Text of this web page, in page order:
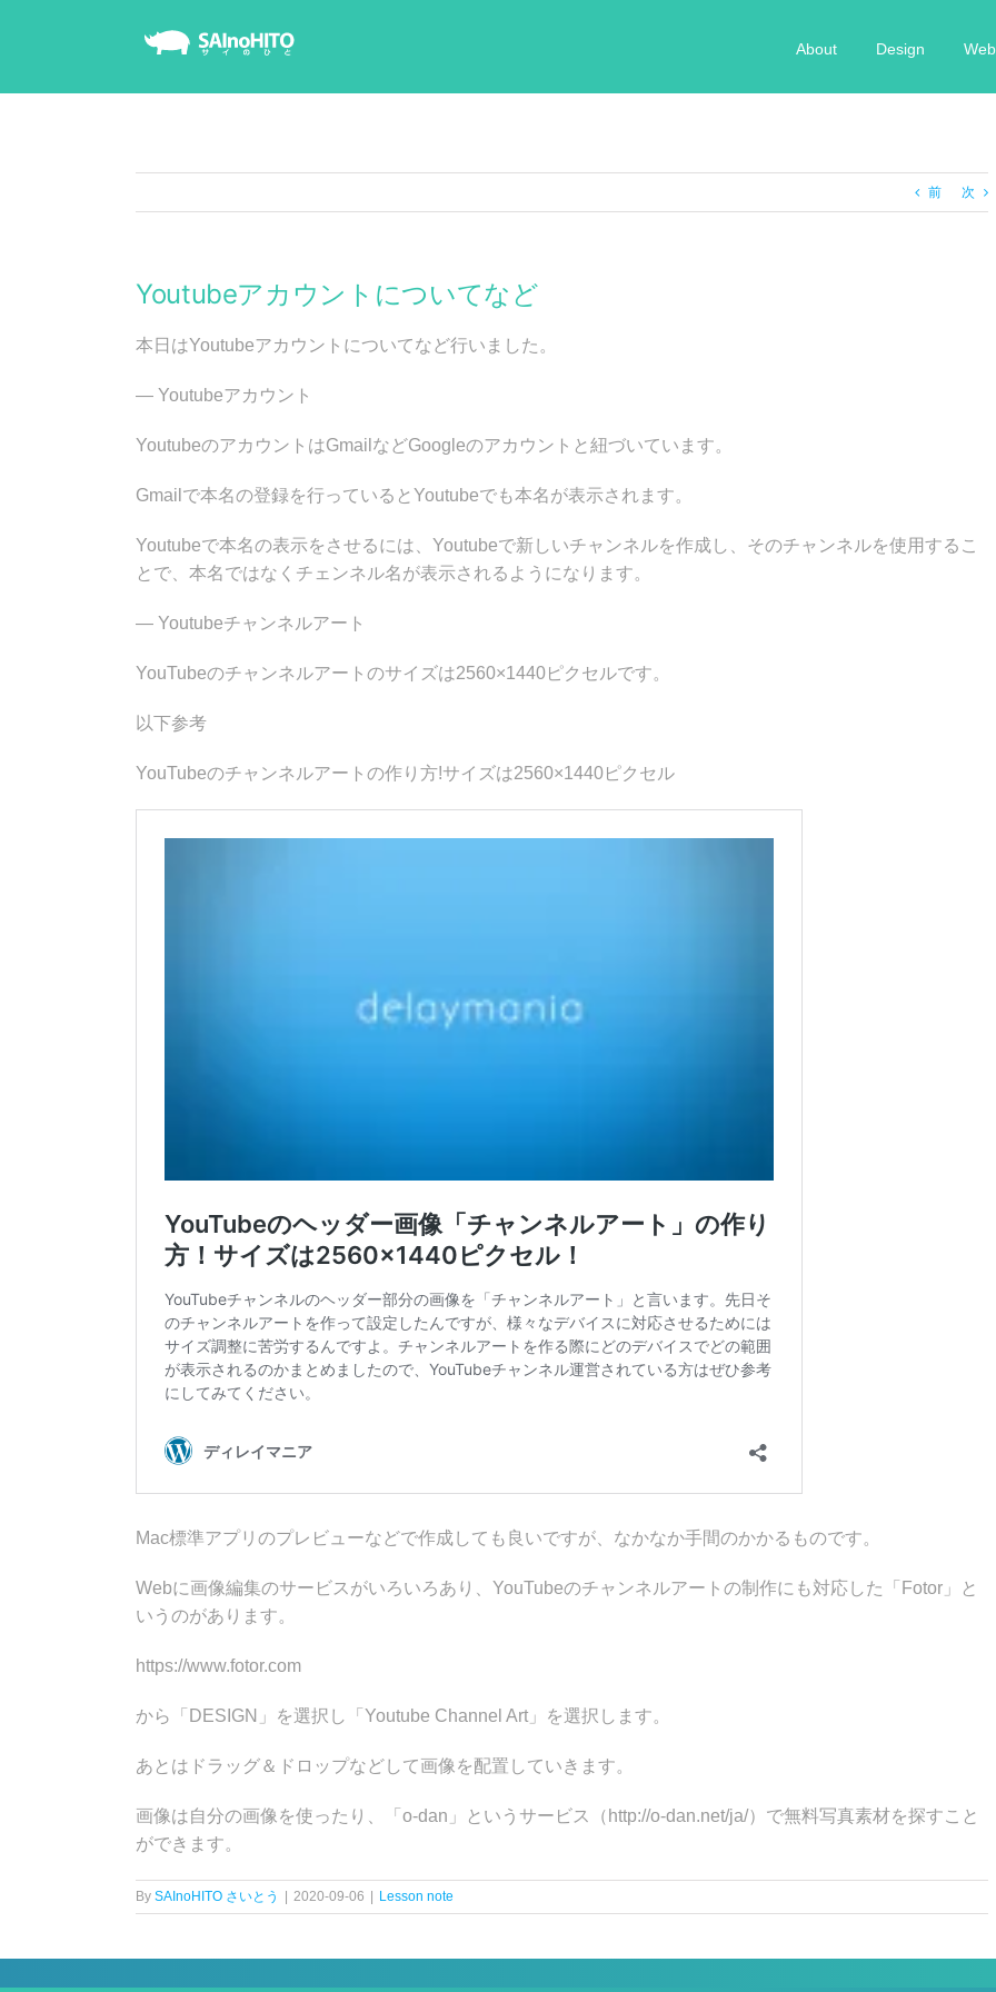
About Design
前 次
Youtubeアカウントについてなど
本日はYoutubeアカウントについてなど行いました。
— Youtubeアカウント
YoutubeのアカウントはGmailなどGoogleのアカウントと紐づいています。
Gmailで本名の登録を行っているとYoutubeでも本名が表示されます。
Youtubeで本名の表示をさせるには、Youtubeで新しいチャンネルを作成し、そのチャンネルを使用するこ
とで、本名ではなくチェンネル名が表示されるようになります。
— Youtubeチャンネルアート
YouTubeのチャンネルアートのサイズは2560×1440ピクセルです。
以下参考
YouTubeのチャンネルアートの作り方!サイズは2560×1440ピクセル
Mac標準アプリのプレビューなどで作成しても良いですが、なかなか手間のかかるものです。
Webに画像編集のサービスがいろいろあり、YouTubeのチャンネルアートの制作にも対応した「Fotor」と
いうのがあります。
https://www.fotor.com
から「DESIGN」を選択し「Youtube Channel Art」を選択します。
あとはドラッグ＆ドロップなどして画像を配置していきます。
画像は自分の画像を使ったり、「o-dan」というサービス（http://o-dan.net/ja/）で無料写真素材を探すこと
ができます。
By SAInoHITO さいとう 2020-09-06 Lesson note